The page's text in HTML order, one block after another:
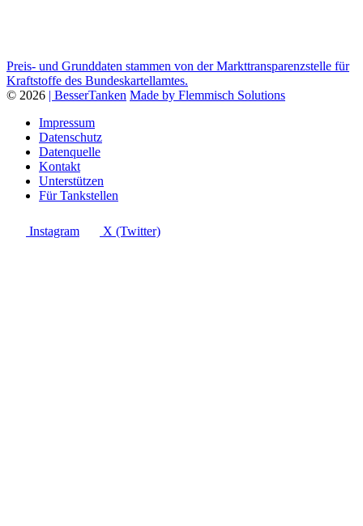
Preis- und Grunddaten stammen von der Markttransparenzstelle für
Kraftstoffe des Bundeskartellamtes.
© 2026 | BesserTanken Made by Flemmisch Solutions
Impressum
Datenschutz
Datenquelle
Kontakt
Unterstützen
Für Tankstellen
Instagram X (Twitter)